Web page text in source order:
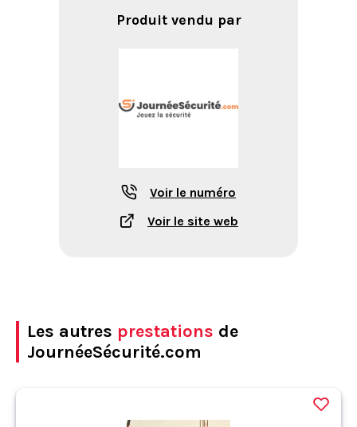
Produit vendu par
Voir le numéro
Voir le site web
Les autres prestations de
JournéeSécurité.com